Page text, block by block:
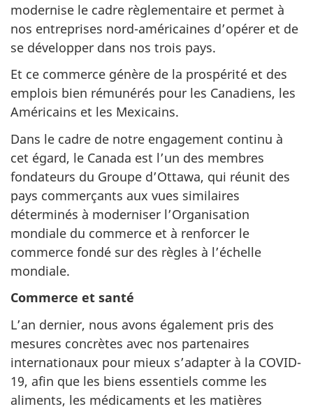
modernise le cadre règlementaire et permet à
nos entreprises nord-américaines d’opérer et de
se développer dans nos trois pays.
Et ce commerce génère de la prospérité et des
emplois bien rémunérés pour les Canadiens, les
Américains et les Mexicains.
Dans le cadre de notre engagement continu à
cet égard, le Canada est l’un des membres
fondateurs du Groupe d’Ottawa, qui réunit des
pays commerçants aux vues similaires
déterminés à moderniser l’Organisation
mondiale du commerce et à renforcer le
commerce fondé sur des règles à l’échelle
mondiale.
Commerce et santé
L’an dernier, nous avons également pris des
mesures concrètes avec nos partenaires
internationaux pour mieux s’adapter à la COVID-
19, afin que les biens essentiels comme les
aliments, les médicaments et les matières